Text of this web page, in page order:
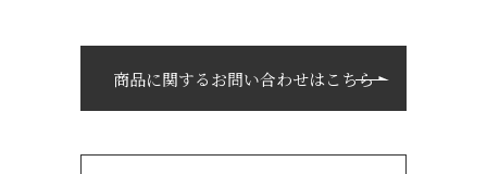
商品に関するお問い合わせはこちら